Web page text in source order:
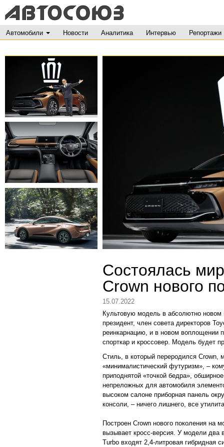
Автомобили Новости Аналитика Интервью Репортажи
Состоялась
Crown нового
15.07.2022
Культовую модель в абсолютно новом
президент, член совета директоров
реинкарнацию, и в новом воплощении
спорткар и кроссовер. Модель будет
Стиль, в который переродился Crown,
«минималистический футуризм», –
приподнятой «точкой бедра»,
непреложных для автомобиля
высоком салоне приборная панель
консоли, – ничего лишнего, все
Построен Crown нового поколения на
вызывает кросс-версия. У модели два
Turbo входят 2,4-литровая гибридная